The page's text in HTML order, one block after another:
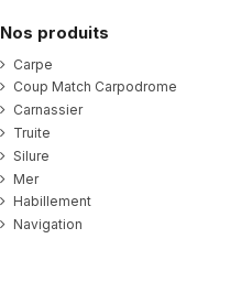
Nos produits
Carpe
Coup Match Carpodrome
Carnassier
Truite
Silure
Mer
Habillement
Navigation